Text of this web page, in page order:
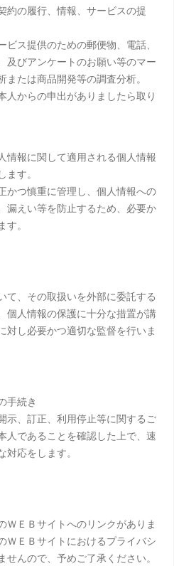
約の履行、情報、サービスの提
ビス提供のための郵便物、電話、
及びアンケートのお願い等のマー
たは商品開発等の調査分析。
人からの申出がありましたら取り
報に関して適用される個人情報
す。
かつ慎重に管理し、個人情報への
漏えい等を防止するため、必要か
。
、その取扱いを外部に委託する
個人情報の保護に十分な措置が講
対し必要かつ適切な監督を行いま
手続き
示、訂正、利用停止等に関するご
人であることを確認した上で、速
応をします。
ＥＢサイトへのリンクがありま
ＷＥＢサイトにおけるプライバシ
んので、予めご了承ください。